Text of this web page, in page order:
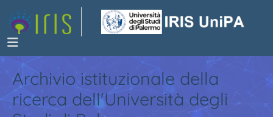
Archivio istituzionale della
ricerca dell'Università degli